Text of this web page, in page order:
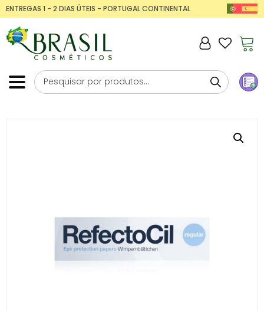
ENTREGAS 1 - 2 DIAS ÚTEIS - PORTUGAL CONTINENTAL